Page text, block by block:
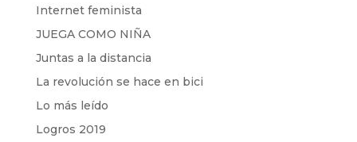
Internet feminista
JUEGA COMO NIÑA
Juntas a la distancia
La revolución se hace en bici
Lo más leído
Logros 2019